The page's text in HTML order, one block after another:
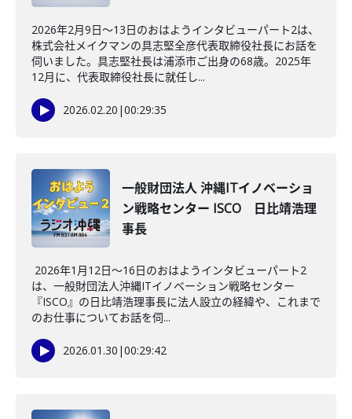
2026年2月9日～13日のおはようインタビューパート2は、
株式会社メイクマンの具志堅全彦代表取締役社長にお話を
伺いました。具志堅社長は浦添市ご出身の68歳。2025年
12月に、代表取締役社長に就任し...
2026.02.20 |00:29:35
一般財団法人 沖縄ITイノベーショ
ン戦略センター ISCO 日比靖浩理
事長
2026年1月12日～16日のおはようインタビューパート2
は、一般財団法人沖縄ITイノベーション戦略センター
『ISCO』の日比靖浩理事長に法人設立の経緯や、これまで
のお仕事についてお話を伺...
2026.01.30 |00:29:42